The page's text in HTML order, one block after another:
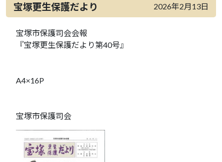
宝塚更生保護だより 2026年2月13日
宝塚市保護司会会報
『宝塚更生保護だより第40号』
A4×16P
宝塚市保護司会